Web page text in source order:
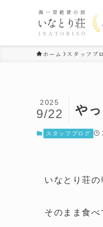
ホーム スタッフブ
や
2025
9/22
スタッフブログ
いなとり荘の
そのまま食